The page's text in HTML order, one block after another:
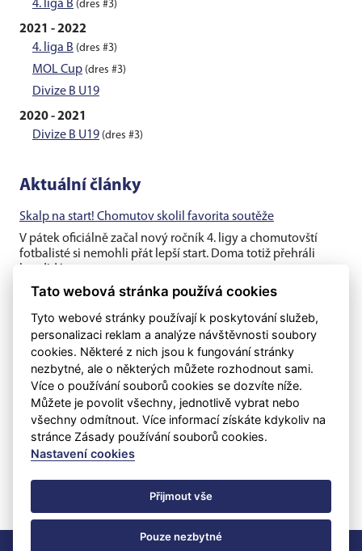
4. liga B (dres #3)
2021 - 2022
4. liga B (dres #3)
MOL Cup (dres #3)
Divize B U19
2020 - 2021
Divize B U19 (dres #3)
Aktuální články
Skalp na start! Chomutov skolil favorita soutěže
V pátek oficiálně začal nový ročník 4. ligy a chomutovští
fotbalisté si nemohli přát lepší start. Doma totiž přehráli
Hlavní tým Chomutova přichází nedlouho před začátkem
nového ročníku 4. ligy o klíčového hráče a dlouholetou
klubovou oporu....
Těsná prohra v generálce s rezervou Dukly
Chomutovští fotbalisté v posledním přípravném utkání před
ostrými zápasy nestačili na třetiligovou pražskou Duklu B, se
kterou v...
Tato webová stránka používá cookies
Tyto webové stránky používají k poskytování služeb,
personalizaci reklam a analýze návštěvnosti soubory
cookies. Některé z nich jsou k fungování stránky
nezbytné, ale o některých můžete rozhodnout sami.
Více o používání souborů cookies se dozvíte níže.
Můžete je povolit všechny, jednotlivě vybrat nebo
všechny odmítnout. Více informací získáte kdykoliv na
stránce Zásady používání souborů cookies.
Nastavení cookies
Přijmout vše
Pouze nezbytné